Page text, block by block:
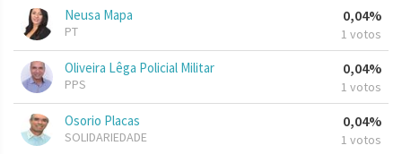
Neusa Mapa
PT
0,04%
1 votos
Oliveira Lêga Policial Militar
PPS
0,04%
1 votos
Osorio Placas
SOLIDARIEDADE
0,04%
1 votos